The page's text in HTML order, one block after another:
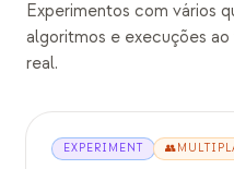
Experimentos com vários
algoritmos e execuções
real.
EXPERIMENT 👥